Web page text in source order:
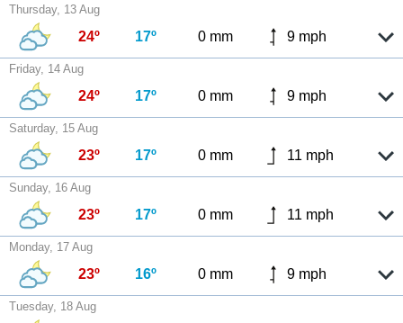
Thursday, 13 Aug
24º 17º 0 mm 9 mph
Friday, 14 Aug
24º 17º 0 mm 9 mph
Saturday, 15 Aug
23º 17º 0 mm 11 mph
Sunday, 16 Aug
23º 17º 0 mm 11 mph
Monday, 17 Aug
23º 16º 0 mm 9 mph
Tuesday, 18 Aug